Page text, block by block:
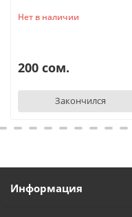
Нет в наличии
200 сом.
Закончился
Информация